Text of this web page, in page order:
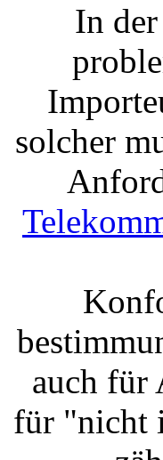
In
solcher
auch für
für "nicht